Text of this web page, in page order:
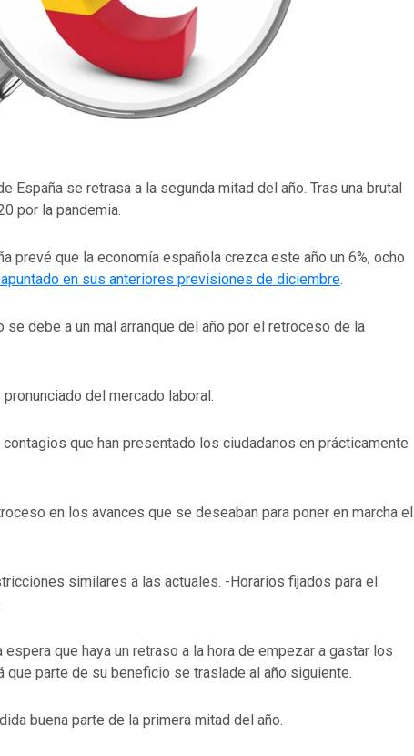
España se retrasa a la segunda mitad del año. Tras una brutal
por la pandemia.
prevé que la economía española crezca este año un 6%, ocho
en sus anteriores previsiones de diciembre.
se debe a un mal arranque del año por el retroceso de la
del mercado laboral.
que han presentado los ciudadanos en prácticamente
en los avances que se deseaban para poner en marcha el
similares a las actuales. -Horarios fijados para el
espera que haya un retraso a la hora de empezar a gastar los
que parte de su beneficio se traslade al año siguiente.
buena parte de la primera mitad del año.